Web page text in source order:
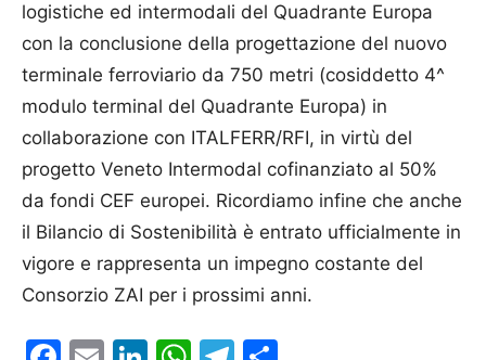
logistiche ed intermodali del Quadrante Europa
con la conclusione della progettazione del nuovo
terminale ferroviario da 750 metri (cosiddetto 4^
modulo terminal del Quadrante Europa) in
collaborazione con ITALFERR/RFI, in virtù del
progetto Veneto Intermodal cofinanziato al 50%
da fondi CEF europei. Ricordiamo infine che anche
il Bilancio di Sostenibilità è entrato ufficialmente in
vigore e rappresenta un impegno costante del
Consorzio ZAI per i prossimi anni.